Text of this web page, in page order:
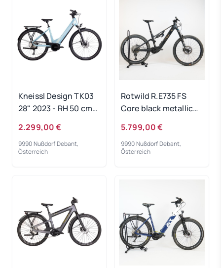
Kneissl Design TK03
28" 2023 - RH 50 cm
2.299,00 €
9990 Nußdorf Debant,
Österreich
Rotwild R.E735 FS
Core black metallic
Gebrauchtrad
5.799,00 €
9990 Nußdorf Debant,
Österreich